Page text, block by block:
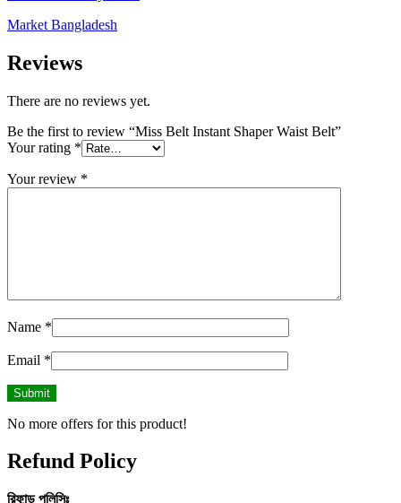
Market Bangladesh
Reviews
There are no reviews yet.
Be the first to review “Miss Belt Instant Shaper Waist Belt”
Your rating *
Your review *
Name *
Email *
No more offers for this product!
Refund Policy
রিফান্ড পলিসিঃ